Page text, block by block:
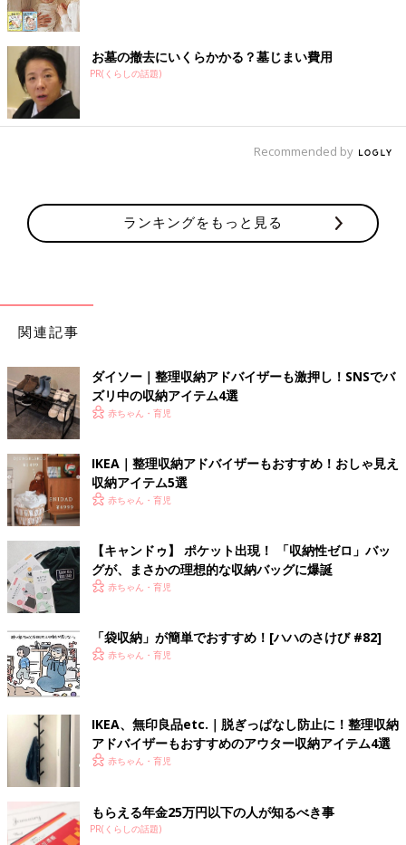
お墓の撤去にいくらかかる？墓じまい費用
PR(くらしの話題)
Recommended by
ランキングをもっと見る
関連記事
ダイソー｜整理収納アドバイザーも激押し！SNSでバ
ズリ中の収納アイテム4選
赤ちゃん・育児
IKEA｜整理収納アドバイザーもおすすめ！おしゃ見え
収納アイテム5選
赤ちゃん・育児
【キャンドゥ】 ポケット出現！ 「収納性ゼロ」バッ
グが、まさかの理想的な収納バッグに爆誕
赤ちゃん・育児
「袋収納」が簡単でおすすめ！[ハハのさけび #82]
赤ちゃん・育児
IKEA、無印良品etc.｜脱ぎっぱなし防止に！整理収納
アドバイザーもおすすめのアウター収納アイテム4選
赤ちゃん・育児
もらえる年金25万円以下の人が知るべき事
PR(くらしの話題)